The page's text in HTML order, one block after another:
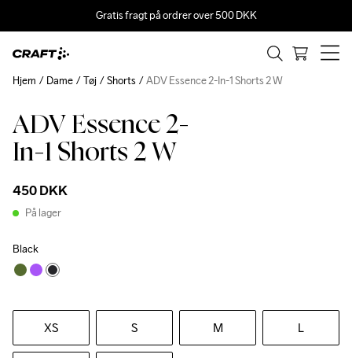
Gratis fragt på ordrer over 500 DKK
ADV Essence 2-
In-1 Shorts 2 W
450 DKK
På lager
Black
XS S M L
Hjem Dame Tøj Shorts ADV Essence 2-In-1 Shorts 2 W